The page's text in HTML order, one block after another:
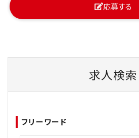
応募する
求人検索
フリーワード